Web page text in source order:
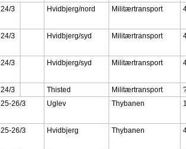
24/3 Hvidbjerg/nord Militærtransport
24/3 Hvidbjerg/syd Militærtransport
24/3 Hvidbjerg/syd Militærtransport
24/3 Thisted Militærtransport
25-26/3 Uglev Thybanen
25-26/3 Hvidbjerg Thybanen